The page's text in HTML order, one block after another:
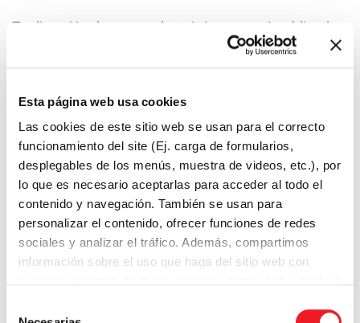
Esta página web usa cookies
Las cookies de este sitio web se usan para el correcto
funcionamiento del site (Ej. carga de formularios,
desplegables de los menús, muestra de videos, etc.), por
lo que es necesario aceptarlas para acceder al todo el
contenido y navegación. También se usan para
personalizar el contenido, ofrecer funciones de redes
sociales y analizar el tráfico. Además, compartimos
información sobre el uso que haga del sitio web con
Tu dirección de correo electrónico no será publicada.
Los campos obligatorios están marcados con